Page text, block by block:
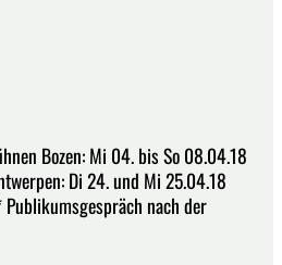
Bozen: Mi 04. bis So 08.04.18
Di 24. und Mi 25.04.18
nach der